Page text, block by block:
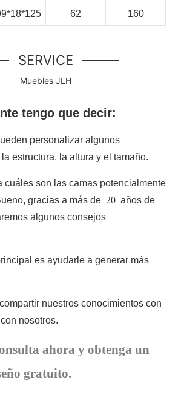
62 160
SERVICE
Muebles JLH
tengo que decir:
personalizar algunos
estructura, la altura y el tamaño.
cuáles son las camas potencialmente
gracias a más de 20 años de
algunos consejos
es ayudarle a generar más
nuestros conocimientos con
nosotros.
ahora y obtenga un
gratuito.